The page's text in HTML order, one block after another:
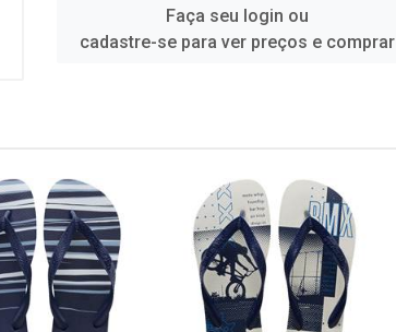
Faça seu login ou
cadastre-se para ver preços e comprar